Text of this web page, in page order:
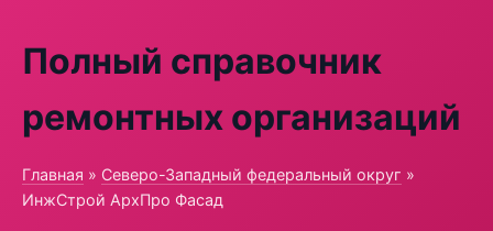
Полный справочник
ремонтных организаций
Главная » Северо-Западный федеральный округ »
ИнжСтрой АрхПро Фасад